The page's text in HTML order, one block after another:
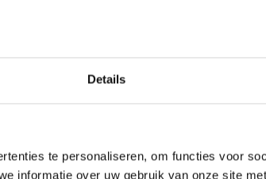
Details
te personaliseren, om functies voor
informatie over uw gebruik van onze site